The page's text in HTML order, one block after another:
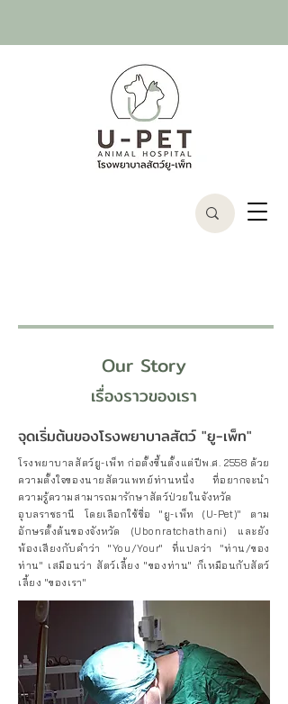
Our Story
เรื่องราวของเรา
จุดเริ่มต้นของโรงพยาบาลสัตว์ "ยู-เพ็ท"
โรงพยาบาลสัตว์ยู-เพ็ท ก่อตั้งขึ้นตั้งแต่ปีพ.ศ. 2558 ด้วย
ความตั้งใจของนายสัตวแพทย์ท่านหนึ่ง ที่อยากจะนำ
ความรู้ความสามารถมารักษาสัตว์ป่วยในจังหวัด
อุบลราชธานี โดยเลือกใช้ชื่อ "ยู-เพ็ท (U-Pet)" ตาม
อักษรตั้งต้นของจังหวัด (Ubonratchathani) และยัง
พ้องเสียงกับคำว่า "You/Your" ที่แปลว่า "ท่าน/ของ
ท่าน" เสมือนว่า สัตว์เลี้ยง "ของท่าน" ก็เหมือนกับสัตว์
เลี้ยง "ของเรา"